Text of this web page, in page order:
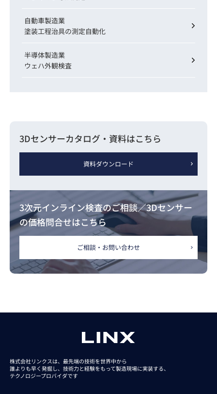
自動車製造業
塗装工程治具の測定自動化
半導体製造業
ウェハ外観検査
3Dセンサーカタログ・ 資料はこちら
資料ダウンロード
3次元インライン検査のご相談／3Dセンサー
の価格問合せはこちら
ご相談・お問い合わせ
株式会社リンクスは、最先端の技術を世界中から
誰よりも早く発掘し、技術力と経験をもって製造現場に実装する、
テクノロジープロバイダです